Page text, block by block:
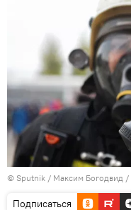
© Sputnik / Максим Богодвид /
Подписаться